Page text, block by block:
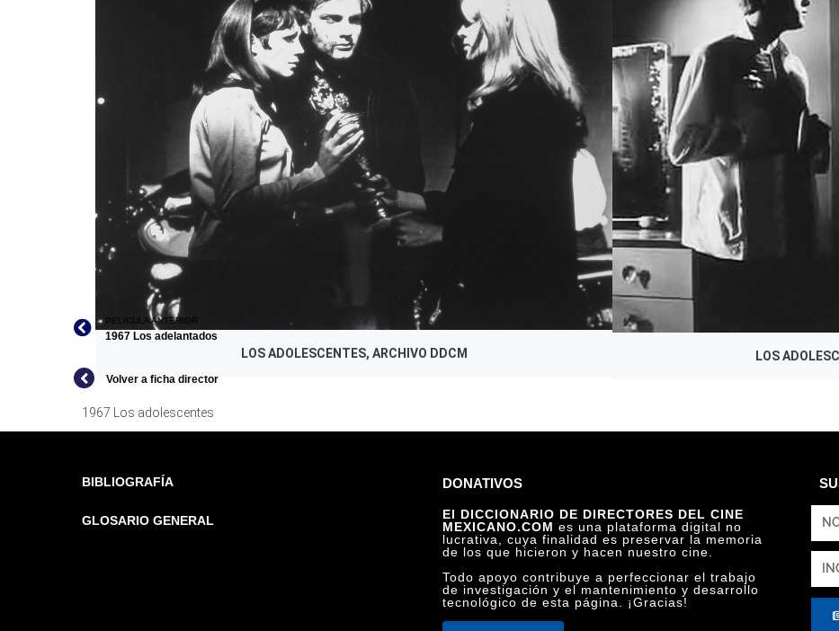
LOS ADOLESCENTES, ARCHIVO DDCM LOS
PELICULA ANTERIOR
1967 Los adelantados
Volver a ficha director
1967 Los adolescentes
BIBLIOGRAFÍA
GLOSARIO GENERAL
DONATIVOS
El DICCIONARIO DE DIRECTORES DEL CINE
MEXICANO.COM es una plataforma digital no
lucrativa, cuya finalidad es preservar la memoria
de los que hicieron y hacen nuestro cine.
Todo apoyo contribuye a perfeccionar el trabajo
de investigación y el mantenimiento y desarrollo
tecnológico de esta página. ¡Gracias!